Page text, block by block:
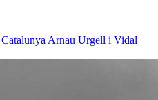
Arnau Urgell i Vidal |